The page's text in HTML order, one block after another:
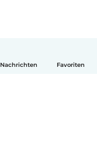
Nachrichten Favoriten